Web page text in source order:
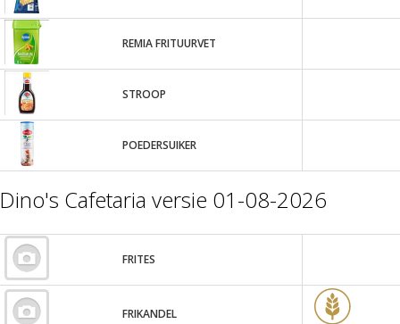
REMIA FRITUURVET
STROOP
POEDERSUIKER
Dino's Cafetaria versie 01-08-2026
FRITES
FRIKANDEL